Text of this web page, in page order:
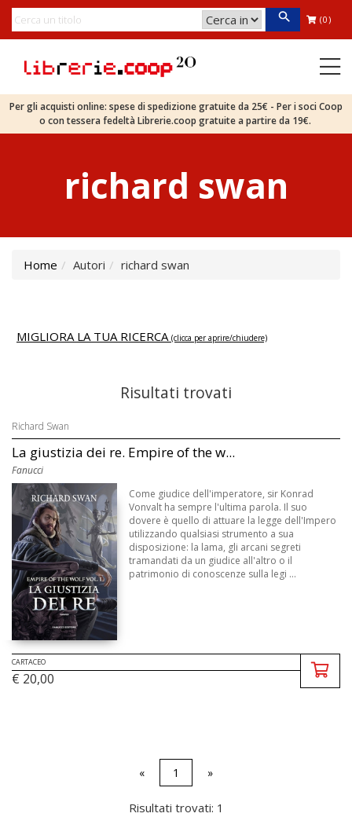
(0)
Per gli acquisti online: spese di spedizione gratuite da 25€ - Per i soci Coop
o con tessera fedeltà Librerie.coop gratuite a partire da 19€.
richard swan
Home Autori richard swan
MIGLIORA LA TUA RICERCA (clicca per aprire/chiudere)
Risultati trovati
Richard Swan
La giustizia dei re. Empire of the w...
Fanucci
Come giudice dell'imperatore, sir Konrad
Vonvalt ha sempre l'ultima parola. Il suo
dovere è quello di attuare la legge dell'Impero
utilizzando qualsiasi strumento a sua
disposizione: la lama, gli arcani segreti
tramandati da un giudice all'altro o il
patrimonio di conoscenze sulla legi ...
CARTACEO
€ 20,00
« 1 »
Risultati trovati: 1